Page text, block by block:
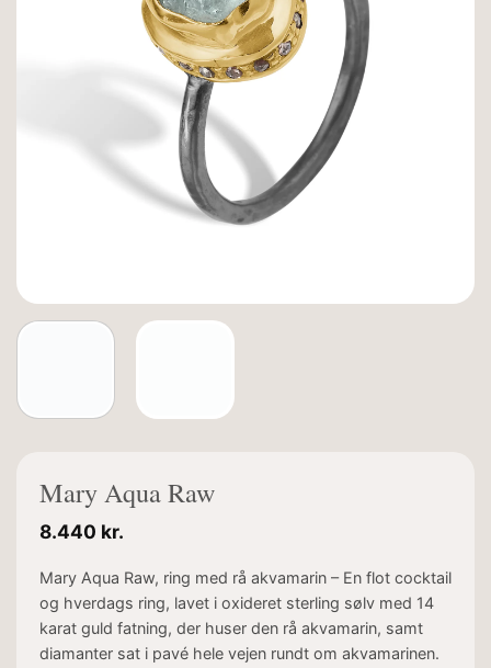
Mary Aqua Raw
8.440 kr.
Mary Aqua Raw, ring med rå akvamarin – En flot cocktail
og hverdags ring, lavet i oxideret sterling sølv med 14
karat guld fatning, der huser den rå akvamarin, samt
diamanter sat i pavé hele vejen rundt om akvamarinen.